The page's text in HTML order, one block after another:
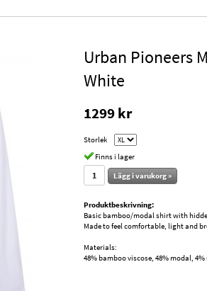
Urban Pioneers
White
1299 kr
Storlek
Finns i lager
Lägg i varukorg »
Produktbeskrivning:
Basic bamboo/modal shirt with
Made to feel comfortable, light and
Materials:
48% bamboo viscose, 48% modal,